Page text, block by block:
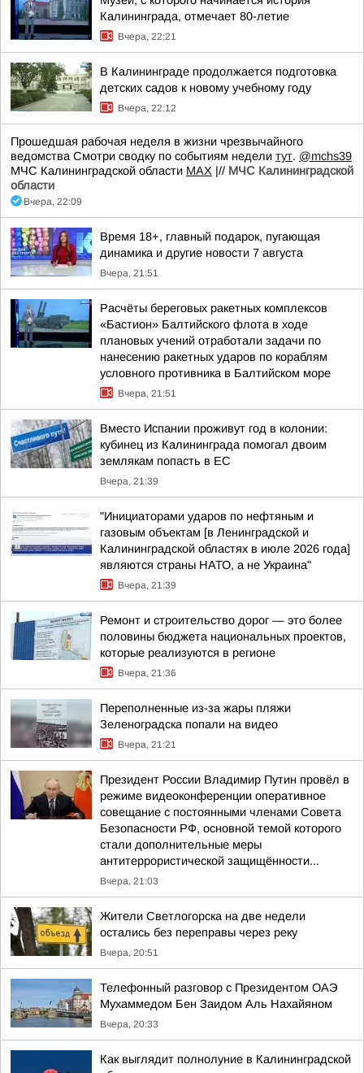
Калининграда, отмечает 80-летие
Вчера, 22:21
В Калининграде продолжается подготовка
детских садов к новому учебному году
Вчера, 22:12
Прошедшая рабочая неделя в жизни чрезвычайного
ведомства Смотри сводку по событиям недели тут. @mchs39
МЧС Калининградской области MAX |// МЧС Калининградской
области
Вчера, 22:09
Время 18+, главный подарок, пугающая
динамика и другие новости 7 августа
Вчера, 21:51
Расчёты береговых ракетных комплексов
«Бастион» Балтийского флота в ходе
плановых учений отработали задачи по
нанесению ракетных ударов по кораблям
условного противника в Балтийском море
Вчера, 21:51
Вместо Испании проживут год в колонии:
кубинец из Калининграда помогал двоим
землякам попасть в ЕС
Вчера, 21:39
"Инициаторами ударов по нефтяным и
газовым объектам [в Ленинградской и
Калининградской областях в июле 2026 года]
являются страны НАТО, а не Украина"
Вчера, 21:39
Ремонт и строительство дорог — это более
половины бюджета национальных проектов,
которые реализуются в регионе
Вчера, 21:36
Переполненные из-за жары пляжи
Зеленоградска попали на видео
Вчера, 21:21
Президент России Владимир Путин провёл в
режиме видеоконференции оперативное
совещание с постоянными членами Совета
Безопасности РФ, основной темой которого
стали дополнительные меры
антитеррористической защищённости...
Вчера, 21:03
Жители Светлогорска на две недели
остались без переправы через реку
Вчера, 20:51
Телефонный разговор с Президентом ОАЭ
Мухаммедом Бен Заидом Аль Нахайяном
Вчера, 20:33
Как выглядит полнолуние в Калининградской